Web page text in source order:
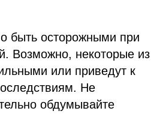
быть осторожными при
Возможно, некоторые из
или приведут к
Не
обдумывайте